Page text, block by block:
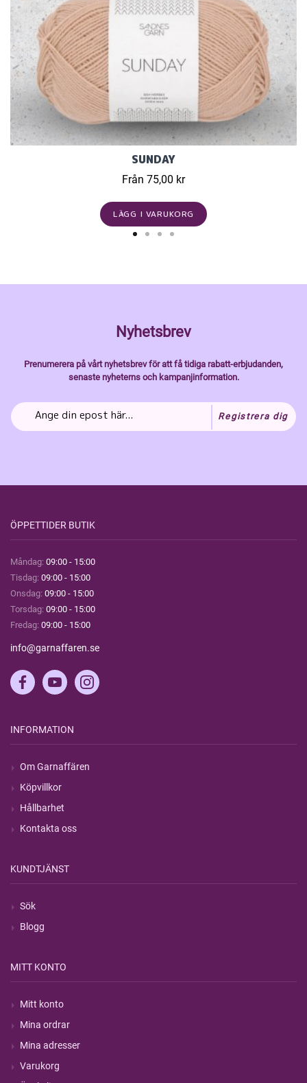
SUNDAY
Från 75,00 kr
LÄGG I VARUKORG
Nyhetsbrev
Prenumerera på vårt nyhetsbrev för att få tidiga rabatt-erbjudanden,
senaste nyheterns och kampanjinformation.
Registrera dig
ÖPPETTIDER BUTIK
Måndag: 09:00 - 15:00
Tisdag: 09:00 - 15:00
Onsdag: 09:00 - 15:00
Torsdag: 09:00 - 15:00
Fredag: 09:00 - 15:00
info@garnaffaren.se
INFORMATION
Om Garnaffären
Köpvillkor
Hållbarhet
Kontakta oss
KUNDTJÄNST
Sök
Blogg
MITT KONTO
Mitt konto
Mina ordrar
Mina adresser
Varukorg